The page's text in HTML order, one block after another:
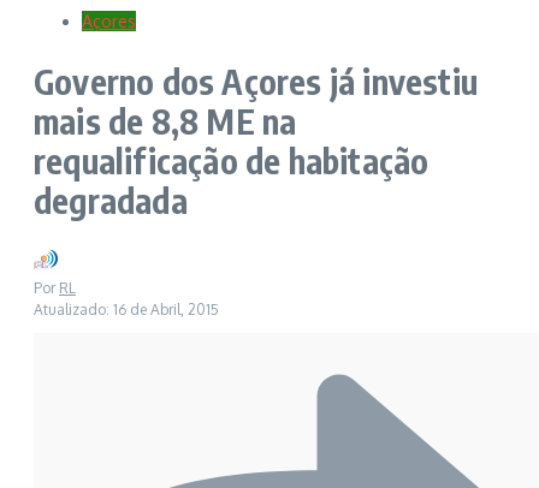
Açores
Governo dos Açores já investiu
mais de 8,8 ME na
requalificação de habitação
degradada
Por RL
Atualizado: 16 de Abril, 2015